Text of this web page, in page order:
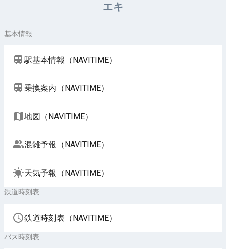
エキ
基本情報
駅基本情報（NAVITIME）
乗換案内（NAVITIME）
地図（NAVITIME）
混雑予報（NAVITIME）
天気予報（NAVITIME）
鉄道時刻表
鉄道時刻表（NAVITIME）
バス時刻表